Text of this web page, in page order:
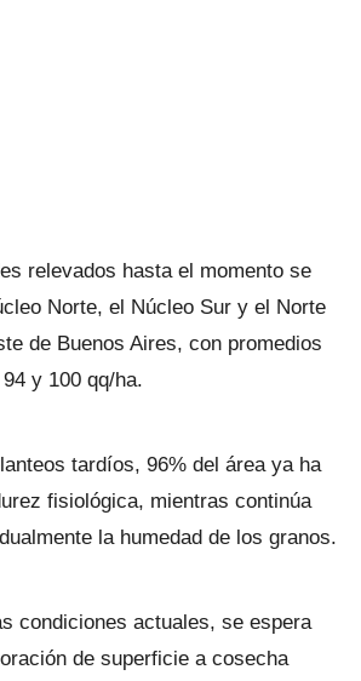
relevados hasta el momento se
Norte, el Núcleo Sur y el Norte
de Buenos Aires, con promedios
y 100 qq/ha.
tardíos, 96% del área ya ha
fisiológica, mientras continúa
la humedad de los granos.
condiciones actuales, se espera
de superficie a cosecha